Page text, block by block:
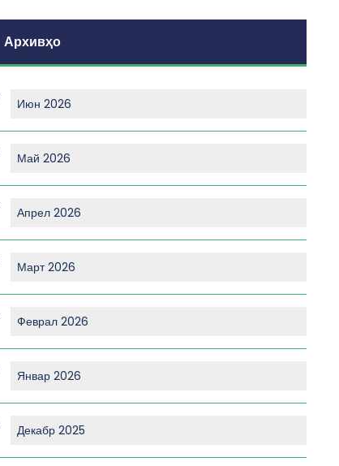
Архивҳо
Июн 2026
Май 2026
Апрел 2026
Март 2026
Феврал 2026
Январ 2026
Декабр 2025